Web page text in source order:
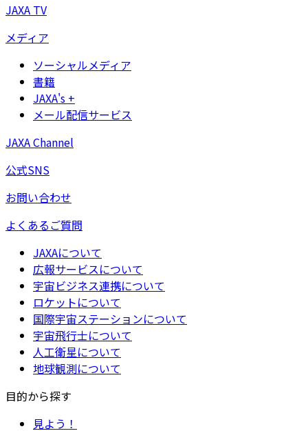
JAXA TV
メディア
ソーシャルメディア
書籍
JAXA's +
メール配信サービス
JAXA Channel
公式SNS
お問い合わせ
よくあるご質問
JAXAについて
広報サービスについて
宇宙ビジネス連携について
ロケットについて
国際宇宙ステーションについて
宇宙飛行士について
人工衛星について
地球観測について
目的から探す
見よう！